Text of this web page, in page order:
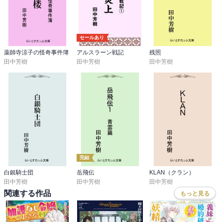
薬師寺涼子の怪奇事件簿
田中芳樹
セールあり
アルスラーン戦記
田中芳樹
残照
田中芳樹
白銀騎士団
田中芳樹
完結
岳飛伝
田中芳樹
KLAN（クラン）
田中芳樹
関連する作品 もっと見る